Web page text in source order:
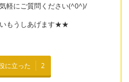
軽にご質問ください(^0^)/
もうしあげます★★
に立った 2